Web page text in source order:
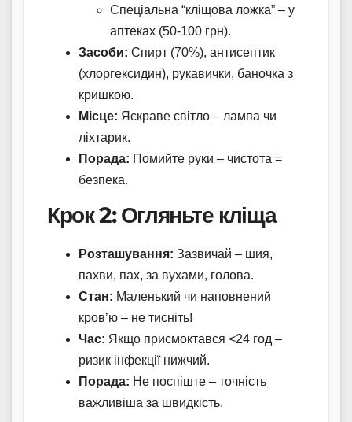
Спеціальна “кліщова ложка” – у
аптеках (50-100 грн).
Засоби: Спирт (70%), антисептик
(хлоргексидин), рукавички, баночка з
кришкою.
Місце: Яскраве світло – лампа чи
ліхтарик.
Порада: Помийте руки – чистота =
безпека.
Крок 2: Огляньте кліща
Розташування: Зазвичай – шия,
пахви, пах, за вухами, голова.
Стан: Маленький чи наповнений
кров’ю – не тисніть!
Час: Якщо присмоктався <24 год –
ризик інфекції нижчий.
Порада: Не поспіште – точність
важливіша за швидкість.